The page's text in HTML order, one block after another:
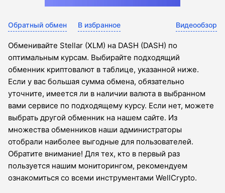
Обратный обмен В избранное Видеообзор
Обменивайте Stellar (XLM) на DASH (DASH) по
оптимальным курсам. Выбирайте подходящий
обменник криптовалют в таблице, указанной ниже.
Если у вас большая сумма обмена, обязательно
уточните, имеется ли в наличии валюта в выбранном
вами сервисе по подходящему курсу. Если нет, можете
выбрать другой обменник на нашем сайте. Из
множества обменников наши администраторы
отобрали наиболее выгодные для пользователей.
Обратите внимание! Для тех, кто в первый раз
пользуется нашим мониторингом, рекомендуем
ознакомиться со всеми инструментами WellCrypto.